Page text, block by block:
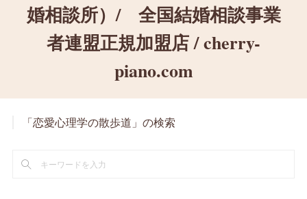
婚相談所）/ 全国結婚相談事業
者連盟正規加盟店 / cherry-
piano.com
「恋愛心理学の散歩道」の検索